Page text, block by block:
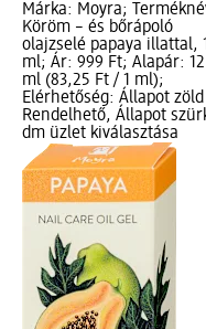
Márka: Moyra;
Köröm – és bőrápoló
olajzselé papaya illattal,
ml; Ár: 999 Ft; Alapár: 12
ml (83,25 Ft / 1 ml);
Elérhetőség: Állapot zöld
Rendelhető, Állapot
dm üzlet kiválasztása